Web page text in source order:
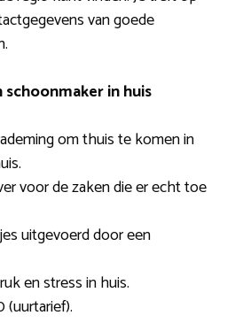
van goede
in huis
om thuis te komen in
voor de zaken die er echt toe
uitgevoerd door een
en stress in huis.
(uurtarief).